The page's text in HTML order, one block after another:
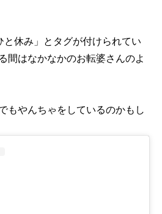
休み」とタグが付けられてい
間はなかなかのお転婆さんのよ
もやんちゃをしているのかもし